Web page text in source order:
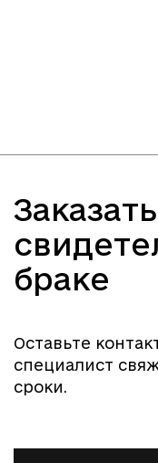
браке
Оставьте
специалист
сроки.